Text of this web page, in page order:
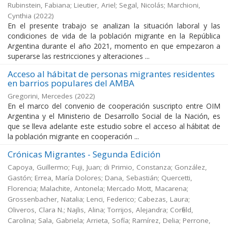
Rubinstein, Fabiana; Lieutier, Ariel; Segal, Nicolás; Marchioni,
Cynthia (2022)
En el presente trabajo se analizan la situación laboral y las
condiciones de vida de la población migrante en la República
Argentina durante el año 2021, momento en que empezaron a
superarse las restricciones y alteraciones ...
Acceso al hábitat de personas migrantes residentes
en barrios populares del AMBA
Gregorini, Mercedes (2022)
En el marco del convenio de cooperación suscripto entre OIM
Argentina y el Ministerio de Desarrollo Social de la Nación, es
que se lleva adelante este estudio sobre el acceso al hábitat de
la población migrante en cooperación ...
Crónicas Migrantes - Segunda Edición
Capoya, Guillermo; Fuji, Juan; di Primio, Constanza; González,
Gastón; Errea, María Dolores; Dana, Sebastián; Quercetti,
Florencia; Malachite, Antonela; Mercado Mott, Macarena;
Grossenbacher, Natalia; Lenci, Federico; Cabezas, Laura;
Oliveros, Clara N.; Najlis, Alina; Torrijos, Alejandra; Corfield,
Carolina; Sala, Gabriela; Arrieta, Sofía; Ramírez, Delia; Perrone,